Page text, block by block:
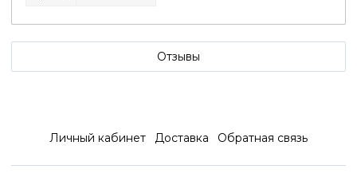
Отзывы
Личный кабинет Доставка Обратная связь